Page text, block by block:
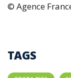
© Agence
TAGS